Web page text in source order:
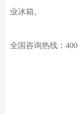
业冰箱。
全国咨询热线：